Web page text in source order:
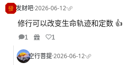
发财吧·2026-06-12·
修行可以改变生命轨迹和定数 👍
1 1
空行菩提·2026-06-12·